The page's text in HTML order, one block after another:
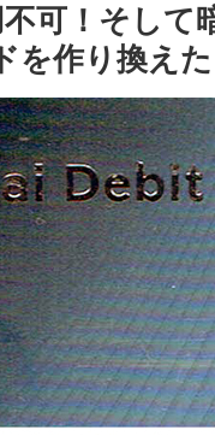
可！そして
を作り換えた